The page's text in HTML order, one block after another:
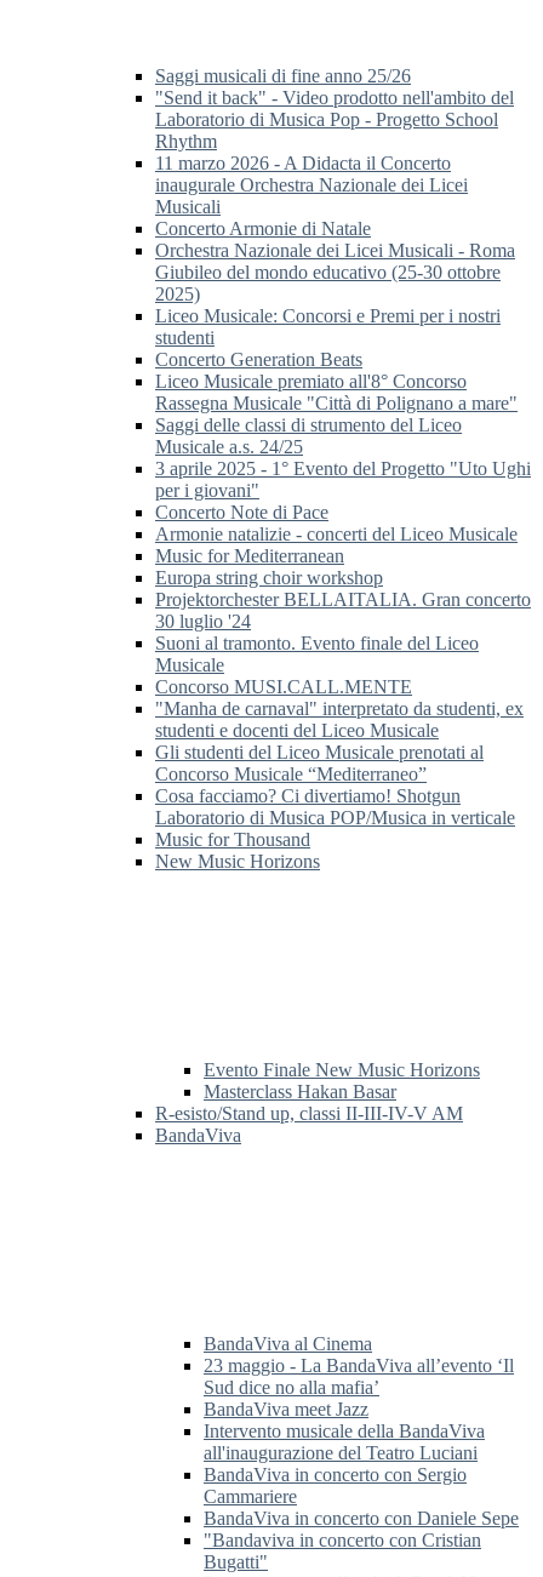
Saggi musicali di fine anno 25/26
"Send it back" - Video prodotto nell'ambito del
Laboratorio di Musica Pop - Progetto School
Rhythm
11 marzo 2026 - A Didacta il Concerto
inaugurale Orchestra Nazionale dei Licei
Musicali
Concerto Armonie di Natale
Orchestra Nazionale dei Licei Musicali - Roma
Giubileo del mondo educativo (25-30 ottobre
2025)
Liceo Musicale: Concorsi e Premi per i nostri
studenti
Concerto Generation Beats
Liceo Musicale premiato all'8° Concorso
Rassegna Musicale "Città di Polignano a mare"
Saggi delle classi di strumento del Liceo
Musicale a.s. 24/25
3 aprile 2025 - 1° Evento del Progetto "Uto Ughi
per i giovani"
Concerto Note di Pace
Armonie natalizie - concerti del Liceo Musicale
Music for Mediterranean
Europa string choir workshop
Projektorchester BELLAITALIA. Gran concerto
30 luglio '24
Suoni al tramonto. Evento finale del Liceo
Musicale
Concorso MUSI.CALL.MENTE
"Manha de carnaval" interpretato da studenti, ex
studenti e docenti del Liceo Musicale
Gli studenti del Liceo Musicale prenotati al
Concorso Musicale “Mediterraneo”
Cosa facciamo? Ci divertiamo! Shotgun
Laboratorio di Musica POP/Musica in verticale
Music for Thousand
New Music Horizons
Evento Finale New Music Horizons
Masterclass Hakan Basar
R-esisto/Stand up, classi II-III-IV-V AM
BandaViva
BandaViva al Cinema
23 maggio - La BandaViva all’evento ‘Il
Sud dice no alla mafia’
BandaViva meet Jazz
Intervento musicale della BandaViva
all'inaugurazione del Teatro Luciani
BandaViva in concerto con Sergio
Cammariere
BandaViva in concerto con Daniele Sepe
"Bandaviva in concerto con Cristian
Bugatti"